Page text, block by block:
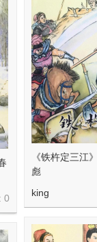
0
《铁杵定三江
彪
king